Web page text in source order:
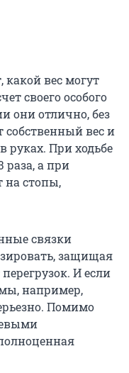
вес могут
своего особого
они отлично, без
вес и
руках. При ходьбе
раза, а при
на стопы,
связки
защищая
И если
например,
Помимо